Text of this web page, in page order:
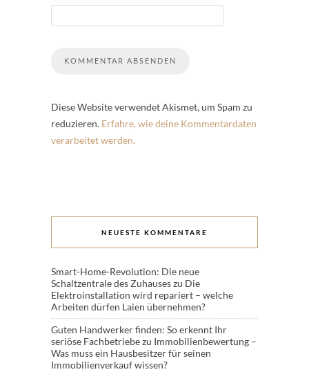
Diese Website verwendet Akismet, um Spam zu
reduzieren. Erfahre, wie deine Kommentardaten
verarbeitet werden.
NEUESTE KOMMENTARE
Smart-Home-Revolution: Die neue
Schaltzentrale des Zuhauseszu Die
Elektroinstallation wird repariert – welche
Arbeiten dürfen Laien übernehmen?
Guten Handwerker finden: So erkennt Ihr
seriöse Fachbetriebezu Immobilienbewertung –
Was muss ein Hausbesitzer für seinen
Immobilienverkauf wissen?